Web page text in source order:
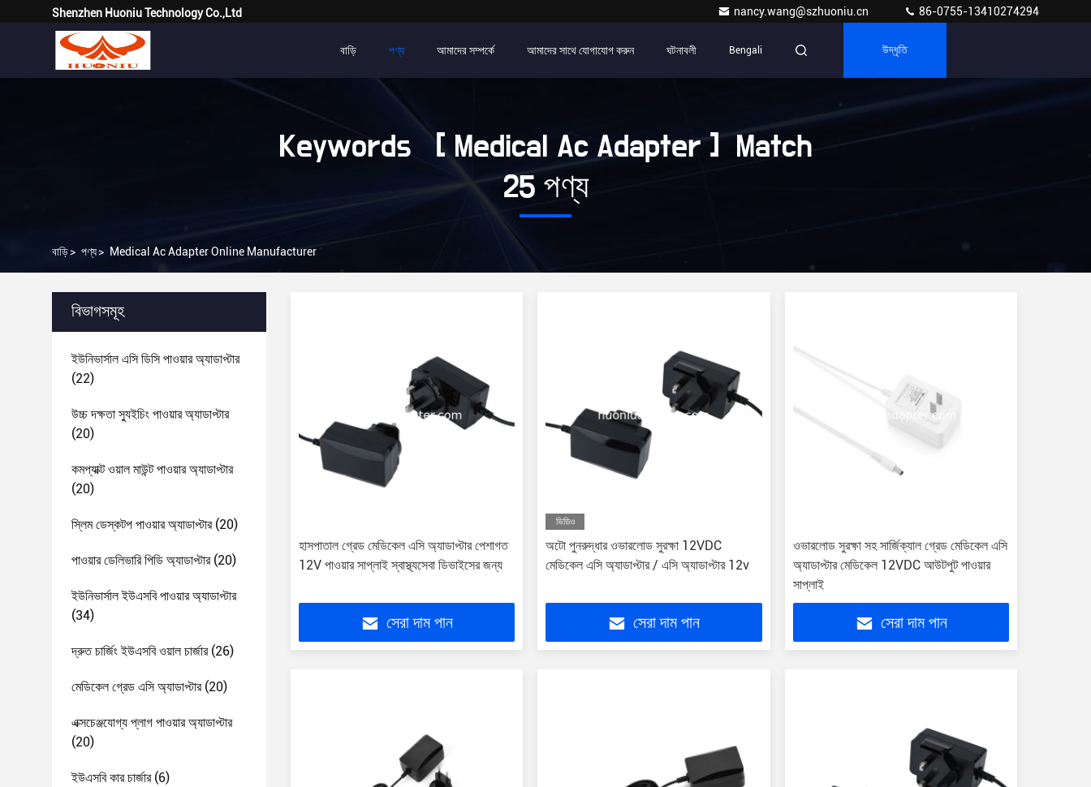
Shenzhen Huoniu Technology Co.,Ltd nancy.wang@szhuoniu.cn 86-0755-13410274294
বাড়ি পণ্য আমাদের সম্পর্কে আমাদের সাথে যোগাযোগ করুন ঘটনাবলী Bengali উদ্ধৃতি
Keywords [ Medical Ac Adapter ] Match
25 পণ্য
বাড়ি> পণ্য> Medical Ac Adapter Online Manufacturer
বিভাগসমূহ
ইউনিভার্সাল এসি ডিসি পাওয়ার অ্যাডাপ্টার
(22)
উচ্চ দক্ষতা স্যুইচিং পাওয়ার অ্যাডাপ্টার
(20)
কমপ্যাক্ট ওয়াল মাউন্ট পাওয়ার অ্যাডাপ্টার
(20)
স্লিম ডেস্কটপ পাওয়ার অ্যাডাপ্টার(20)
পাওয়ার ডেলিভারি পিডি অ্যাডাপ্টার(20)
ইউনিভার্সাল ইউএসবি পাওয়ার অ্যাডাপ্টার
(34)
দ্রুত চার্জিং ইউএসবি ওয়াল চার্জার(26)
মেডিকেল গ্রেড এসি অ্যাডাপ্টার(20)
এক্সচেঞ্জযোগ্য প্লাগ পাওয়ার অ্যাডাপ্টার
(20)
ইউএসবি কার চার্জার(6)
হাসপাতাল গ্রেড মেডিকেল এসি অ্যাডাপ্টার পেশাগত
12V পাওয়ার সাপ্লাই স্বাস্থ্যসেবা ডিভাইসের জন্য
সেরা দাম পান
ভিডিও
অটো পুনরুদ্ধার ওভারলোড সুরক্ষা 12VDC
মেডিকেল এসি অ্যাডাপ্টার / এসি অ্যাডাপ্টার 12v
সেরা দাম পান
ওভারলোড সুরক্ষা সহ সার্জিক্যাল গ্রেড মেডিকেল এসি
অ্যাডাপ্টার মেডিকেল 12VDC আউটপুট পাওয়ার
সাপ্লাই
সেরা দাম পান